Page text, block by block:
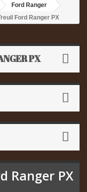
Ford Ranger
Ford Ranger PX
PX
Ranger PX